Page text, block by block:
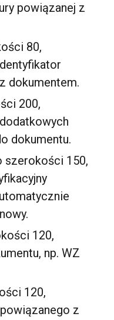
powiązanej z
80,
dokumentem.
200,
dokumentu.
szerokości 150,
120,
np. WZ
120,
z